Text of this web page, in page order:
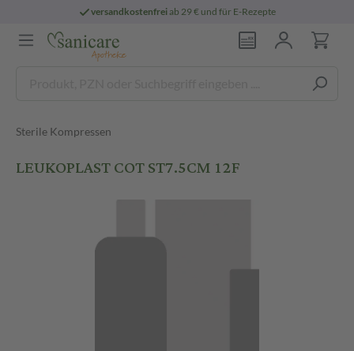
versandkostenfreiab 29 € und für E-Rezepte
Sterile Kompressen
LEUKOPLAST COT ST7.5CM 12F